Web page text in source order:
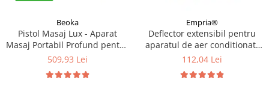
Beoka
Pistol Masaj Lux - Aparat
Masaj Portabil Profund pentru
Relaxare si Recuperare |
Barbati si Femei
509,93 Lei
Empria®
Deflector extensibil pentru
aparatul de aer conditionat,
Empria, Transparent
112,04 Lei